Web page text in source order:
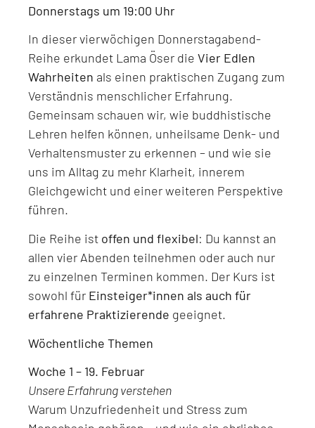
Donnerstags um 19:00 Uhr
In dieser vierwöchigen Donnerstagabend-
Reihe erkundet Lama Öser die Vier Edlen
Wahrheiten als einen praktischen Zugang zum
Verständnis menschlicher Erfahrung.
Gemeinsam schauen wir, wie buddhistische
Lehren helfen können, unheilsame Denk- und
Verhaltensmuster zu erkennen – und wie sie
uns im Alltag zu mehr Klarheit, innerem
Gleichgewicht und einer weiteren Perspektive
führen.
Die Reihe ist offen und flexibel: Du kannst an
allen vier Abenden teilnehmen oder auch nur
zu einzelnen Terminen kommen. Der Kurs ist
sowohl für Einsteiger*innen als auch für
erfahrene Praktizierende geeignet.
Wöchentliche Themen
Woche 1 – 19. Februar
Unsere Erfahrung verstehen
Warum Unzufriedenheit und Stress zum